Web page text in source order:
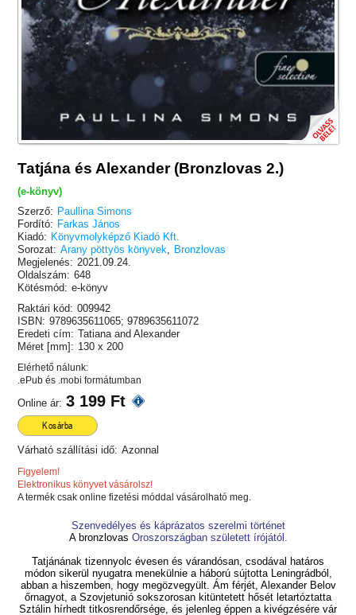
Tatjána és Alexander (Bronzlovas 2.)
(e-könyv)
Szerző: Paullina Simons
Fordító: Farkas János
Kiadó: Könyvmolyképző Kiadó Kft.
Sorozat: Arany pöttyös könyvek
Bronzlovas
Megjelenés: 2021.09.24.
Oldalszám: 648
Kötésmód: e-könyv
Raktári kód: 009942
ISBN: 9789635611065; 9789635611072
Eredeti cím: Tatiana and Alexander
Méret [mm]: 130 x 200
Elérhető nálunk:
.ePub és .mobi formátumban
Online ár: 3 199 Ft
Kosárba
Várható szállítási idő: Azonnal
Figyelem!
Elektronikus könyvet vásárolsz!
A termék csak online fizetési móddal vásárolható meg.
Szenvedélyes és káprázatos szerelmi történet
A bronzlovas Oroszországban született írójától.
Tatjánának tizennyolc évesen és várandósan, csodával határos
módon sikerül nyugatra menekülnie a háború sújtotta Leningrádból,
abban a hiszemben, hogy megözvegyült. Ám férjét, Alexander Belov
őrnagyot, a Szovjetunió sokszorosan kitüntetett hősét letartóztatta
Sztálin hírhedt titkosrendőrsége, és jelenleg éppen a kivégzésére vár